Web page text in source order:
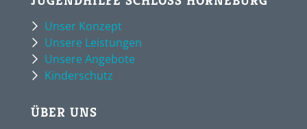
Unser Konzept
Unsere Leistungen
Unsere Angebote
Kinderschutz
ÜBER UNS